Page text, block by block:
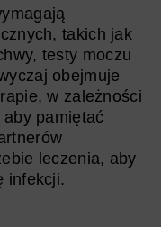
takich jak
testy moczu
obejmuje
w zależności
pamiętać
leczenia, aby
infekcji.